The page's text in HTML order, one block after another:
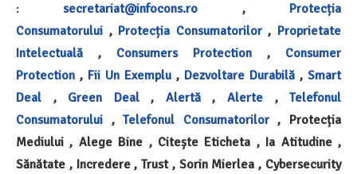
:secretariat@infocons.ro , Protecția
Consumatorului , Protecția Consumatorilor , Proprietate
Intelectuală
, Consumers Protection ,
Consumer
Protection , Fii Un Exemplu , Dezvoltare Durabilă , Smart
Deal , Green Deal, Alertă, Alerte ,
Telefonul
Consumatorului , Telefonul Consumatorilor , Protecția
Mediului , Alege Bine , Citește Eticheta , Ia Atitudine ,
Sănătate , Incredere , Trust , Sorin Mierlea , Cybersecurity